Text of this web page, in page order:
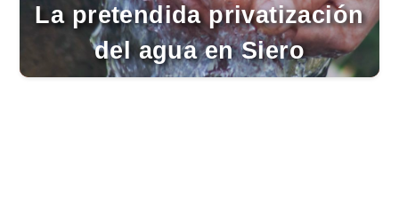
La pretendida privatización
del agua en Siero